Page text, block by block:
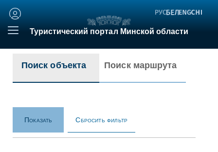
Туристический портал Минской области
Поиск объекта Поиск маршрута
Показать Сбросить фильтр